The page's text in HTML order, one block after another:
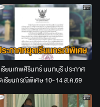
เรียนเทพศิรินทร์ นนทบุรี ประกาศ
เรียนกรณีพิเศษ 10-14 ส.ค.69